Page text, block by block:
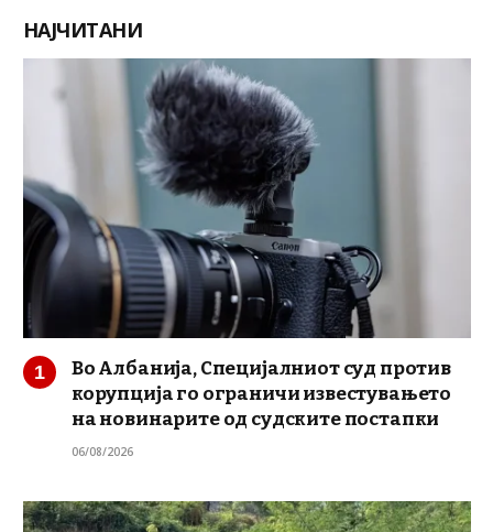
НАЈЧИТАНИ
Во Албанија, Специјалниот суд против
корупција го ограничи известувањето
на новинарите од судските постапки
06/08/2026